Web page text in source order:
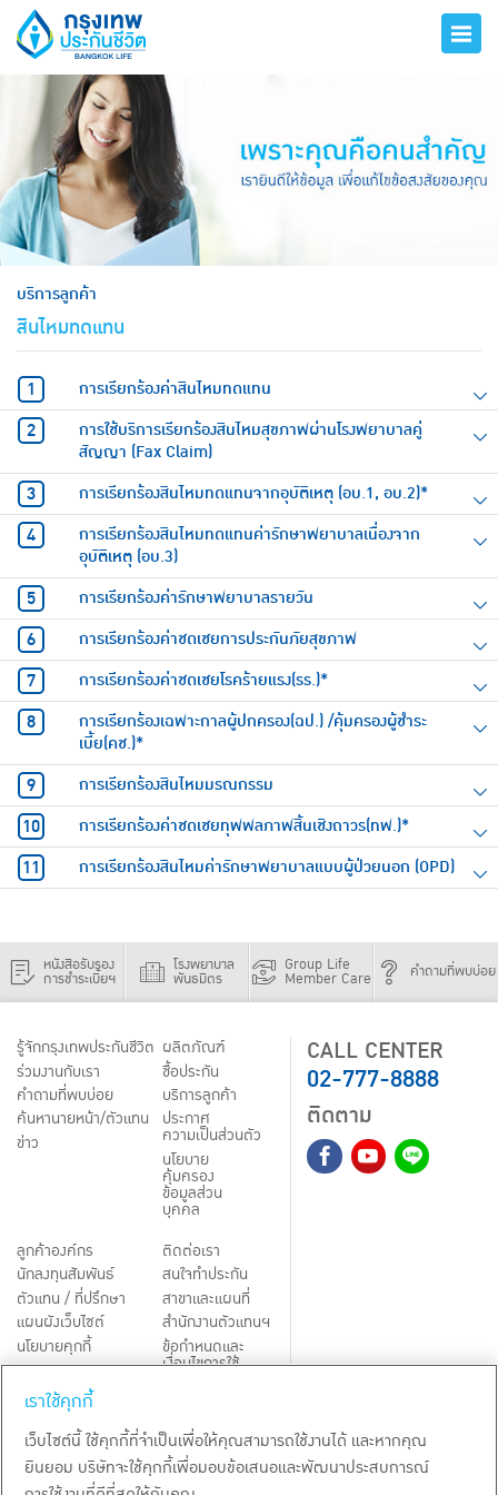
บริการลูกค้า
สินไหมทดแทน
การเรียกร้องค่าสินไหมทดแทน
การใช้บริการเรียกร้องสินไหมสุขภาพผ่านโรงพยาบาลคู่
สัญญา (Fax Claim)
การเรียกร้องสินไหมทดแทนจากอุบัติเหตุ (อบ.1, อบ.2)*
การเรียกร้องสินไหมทดแทนค่ารักษาพยาบาลเนื่องจาก
อุบัติเหตุ (อบ.3)
การเรียกร้องค่ารักษาพยาบาลรายวัน
การเรียกร้องค่าชดเชยการประกันภัยสุขภาพ
การเรียกร้องค่าชดเชยโรคร้ายแรง(รร.)*
การเรียกร้องเฉพาะกาลผู้ปกครอง(ฉป.) /คุ้มครองผู้ชำระ
เบี้ย(คช.)*
การเรียกร้องสินไหมมรณกรรม
การเรียกร้องค่าชดเชยทุพพลภาพสิ้นเชิงถาวร(ทพ.)*
การเรียกร้องสินไหมค่ารักษาพยาบาลแบบผู้ป่วยนอก (OPD)
หนังสือรับรอง
การชำระเบี้ยฯ
โรงพยาบาล
พันธมิตร
Group Life
Member Care คำถามที่พบบ่อย
รู้จักกรุงเทพประกันชีวิต
ร่วมงานกับเรา
คำถามที่พบบ่อย
ค้นหานายหน้า/ตัวแทน
ข่าว
ผลิตภัณฑ์
ชื้อประกัน
บริการลูกค้า
ประกาศ
ความเป็นส่วนตัว
นโยบาย
คุ้มครอง
ข้อมูลส่วน
บุคคล
ลูกค้าองค์กร
นักลงทุนสัมพันธ์
ตัวแทน / ที่ปรึกษา
แผนผังเว็บไซต์
นโยบายคุกกี้
Third-Party Notices
ติดต่อเรา
สนใจทำประกัน
สาขาและแผนที่
สำนักงานตัวแทนฯ
ข้อกำหนดและ
เงื่อนไขการใช้
CALL CENTER
02-777-8888
ติดตาม
TH EN
สงวนลิขสิทธิ์ พ.ศ.2569
เราใช้คุกกี้
เว็บไซต์นี้ ใช้คุกกี้ที่จำเป็นเพื่อให้คุณสามารถใช้งานได้ และหากคุณ
ยินยอม บริษัทจะใช้คุกกี้เพื่อมอบข้อเสนอและพัฒนาประสบการณ์